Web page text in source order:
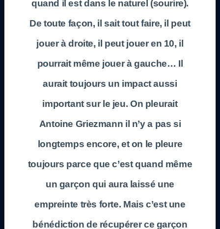
quand il est dans le naturel (sourire).
De toute façon, il sait tout faire, il peut
jouer à droite, il peut jouer en 10, il
pourrait même jouer à gauche… Il
aurait toujours un impact aussi
important sur le jeu. On pleurait
Antoine Griezmann il n’y a pas si
longtemps encore, et on le pleure
toujours parce que c’est quand même
un garçon qui aura laissé une
empreinte très forte. Mais c’est une
bénédiction de récupérer ce garçon